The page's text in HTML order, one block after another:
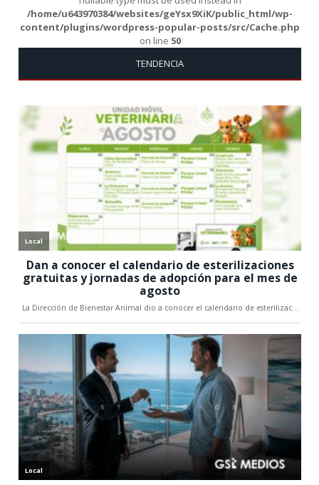
/home/u643970384/websites/geYsx9XiK/public_html/wp-
content/plugins/wordpress-popular-posts/src/Cache.php
on line 50
TENDENCIA